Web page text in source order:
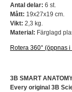
Antal delar: 6 st.
Mått: 19x27x19 cm.
Vikt: 2,3 kg.
Material: Färglagd
Rotera 360° (öppnas i
3B SMART
Every original 3B